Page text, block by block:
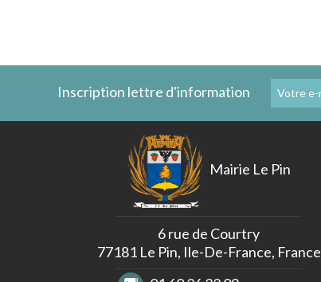
Inscription lettre d'information
Mairie Le Pin
6 rue de Courtry
77181 Le Pin, Ile-De-France, France